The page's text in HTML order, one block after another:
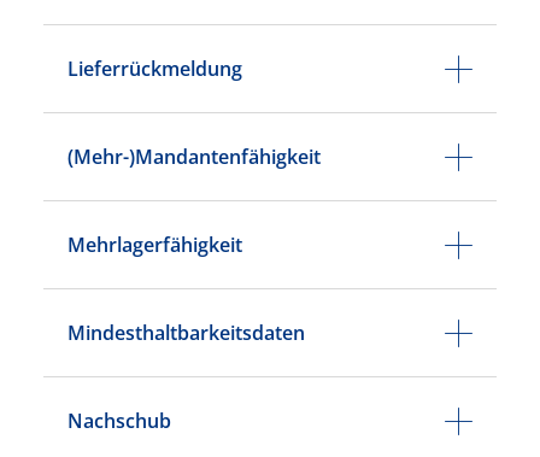
Lieferrückmeldung
(Mehr-)Mandantenfähigkeit
Mehrlagerfähigkeit
Mindesthaltbarkeitsdaten
Nachschub